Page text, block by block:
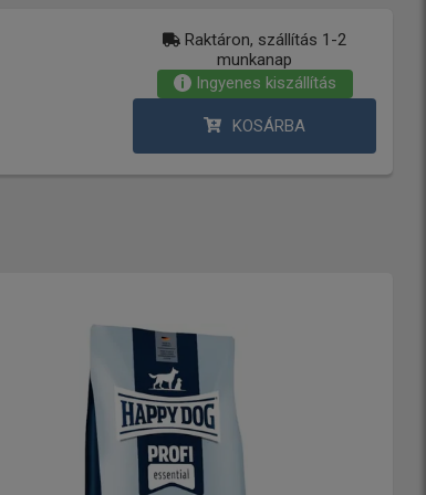
Raktáron, szállítás 1-2
munkanap
Ingyenes kiszállítás
KOSÁRBA